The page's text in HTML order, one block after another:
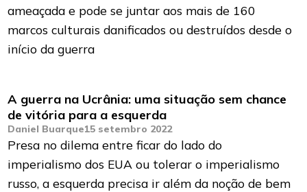
ameaçada e pode se juntar aos mais de 160
marcos culturais danificados ou destruídos desde o
início da guerra
A guerra na Ucrânia: uma situação sem chance
de vitória para a esquerda
Daniel Buarque15 setembro 2022
Presa no dilema entre ficar do lado do
imperialismo dos EUA ou tolerar o imperialismo
russo, a esquerda precisa ir além da noção de bem